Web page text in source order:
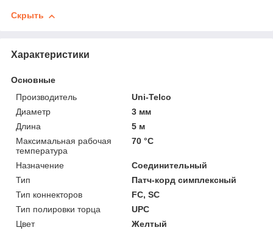
Скрыть
Характеристики
Основные
Производитель
Uni-Telco
Диаметр
3 мм
Длина
5 м
Максимальная рабочая
температура
70 °С
Назначение
Соединительный
Тип
Патч-корд симплексный
Тип коннекторов
FC, SC
Тип полировки торца
UPC
Цвет
Желтый